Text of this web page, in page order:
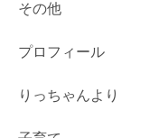
その他
プロフィール
りっちゃんより